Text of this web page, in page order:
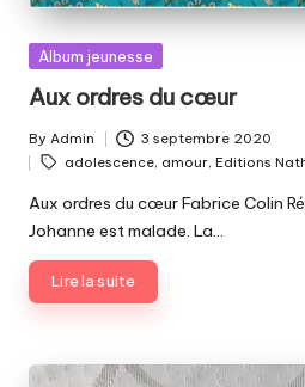
Posted
Album jeunesse
Aux ordres du cœur
Posted
by
By Admin 3 septembre 2020
Tags:
adolescence, amour, Editions
Aux ordres du cœur Fabrice Colin
Johanne est malade. La…
Lire la suite